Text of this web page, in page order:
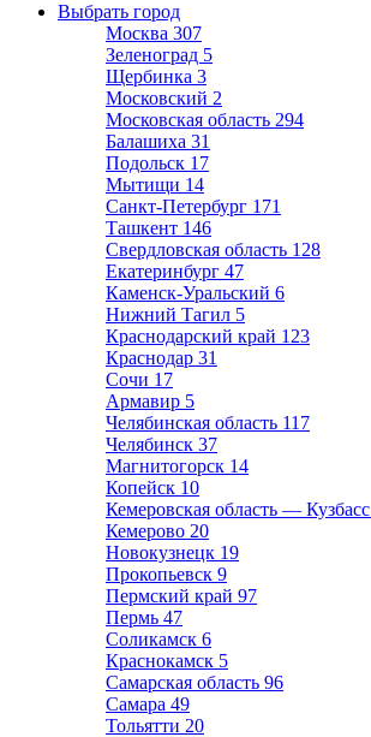
Выбрать город
Москва 307
Зеленоград 5
Щербинка 3
Московский 2
Московская область 294
Балашиха 31
Подольск 17
Мытищи 14
Санкт-Петербург 171
Ташкент 146
Свердловская область 128
Екатеринбург 47
Каменск-Уральский 6
Нижний Тагил 5
Краснодарский край 123
Краснодар 31
Сочи 17
Армавир 5
Челябинская область 117
Челябинск 37
Магнитогорск 14
Копейск 10
Кемеровская область — Кузбасс
Кемерово 20
Новокузнецк 19
Прокопьевск 9
Пермский край 97
Пермь 47
Соликамск 6
Краснокамск 5
Самарская область 96
Самара 49
Тольятти 20